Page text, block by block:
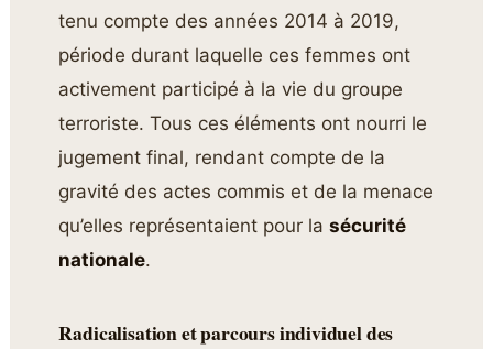
tenu compte des années 2014 à 2019,
période durant laquelle ces femmes ont
activement participé à la vie du groupe
terroriste. Tous ces éléments ont nourri le
jugement final, rendant compte de la
gravité des actes commis et de la menace
qu’elles représentaient pour lasécurité
nationale.
Radicalisation et parcours individuel des